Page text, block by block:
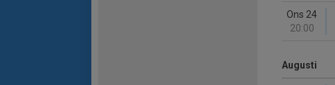
Ons 24
20:00
Augusti